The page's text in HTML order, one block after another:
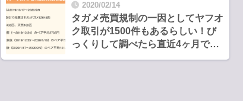
2020/02/14
タガメ売買規制の一因としてヤフオ
ク取引が1500件もあるらしい！び
っくりして調べたら直近4ヶ月で